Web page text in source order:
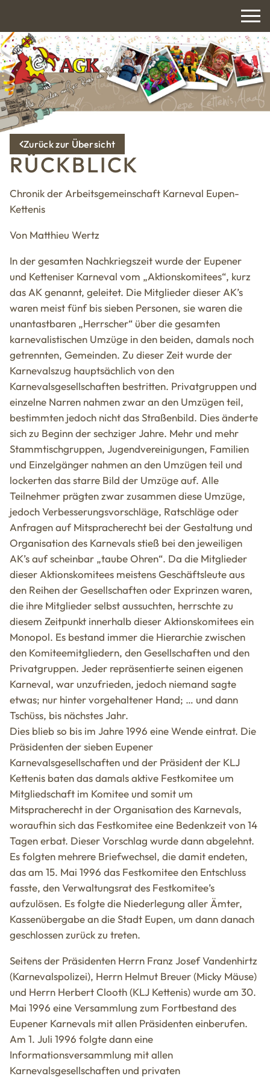
Zurück zur Übersicht
RÜCKBLICK
Chronik der Arbeitsgemeinschaft Karneval Eupen-
Kettenis
Von Matthieu Wertz
In der gesamten Nachkriegszeit wurde der Eupener
und Ketteniser Karneval vom „Aktionskomitees“, kurz
das AK genannt, geleitet. Die Mitglieder dieser AK’s
waren meist fünf bis sieben Personen, sie waren die
unantastbaren „Herrscher“ über die gesamten
karnevalistischen Umzüge in den beiden, damals noch
getrennten, Gemeinden. Zu dieser Zeit wurde der
Karnevalszug hauptsächlich von den
Karnevalsgesellschaften bestritten. Privatgruppen und
einzelne Narren nahmen zwar an den Umzügen teil,
bestimmten jedoch nicht das Straßenbild. Dies änderte
sich zu Beginn der sechziger Jahre. Mehr und mehr
Stammtischgruppen, Jugendvereinigungen, Familien
und Einzelgänger nahmen an den Umzügen teil und
lockerten das starre Bild der Umzüge auf. Alle
Teilnehmer prägten zwar zusammen diese Umzüge,
jedoch Verbesserungsvorschläge, Ratschläge oder
Anfragen auf Mitspracherecht bei der Gestaltung und
Organisation des Karnevals stieß bei den jeweiligen
AK’s auf scheinbar „taube Ohren“. Da die Mitglieder
dieser Aktionskomitees meistens Geschäftsleute aus
den Reihen der Gesellschaften oder Exprinzen waren,
die ihre Mitglieder selbst aussuchten, herrschte zu
diesem Zeitpunkt innerhalb dieser Aktionskomitees ein
Monopol. Es bestand immer die Hierarchie zwischen
den Komiteemitgliedern, den Gesellschaften und den
Privatgruppen. Jeder repräsentierte seinen eigenen
Karneval, war unzufrieden, jedoch niemand sagte
etwas; nur hinter vorgehaltener Hand; … und dann
Tschüss, bis nächstes Jahr.
Dies blieb so bis im Jahre 1996 eine Wende eintrat. Die
Präsidenten der sieben Eupener
Karnevalsgesellschaften und der Präsident der KLJ
Kettenis baten das damals aktive Festkomitee um
Mitgliedschaft im Komitee und somit um
Mitspracherecht in der Organisation des Karnevals,
woraufhin sich das Festkomitee eine Bedenkzeit von 14
Tagen erbat. Dieser Vorschlag wurde dann abgelehnt.
Es folgten mehrere Briefwechsel, die damit endeten,
das am 15. Mai 1996 das Festkomitee den Entschluss
fasste, den Verwaltungsrat des Festkomitee’s
aufzulösen. Es folgte die Niederlegung aller Ämter,
Kassenübergabe an die Stadt Eupen, um dann danach
geschlossen zurück zu treten.
Seitens der Präsidenten Herrn Franz Josef Vandenhirtz
(Karnevalspolizei), Herrn Helmut Breuer (Micky Mäuse)
und Herrn Herbert Clooth (KLJ Kettenis) wurde am 30.
Mai 1996 eine Versammlung zum Fortbestand des
Eupener Karnevals mit allen Präsidenten einberufen.
Am 1. Juli 1996 folgte dann eine
Informationsversammlung mit allen
Karnevalsgesellschaften und privaten